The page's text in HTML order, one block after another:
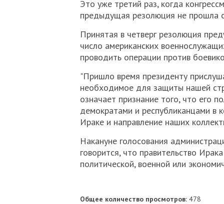
Это уже третий раз, когда
предыдущая резолюция не прошла
Принятая в четверг резолюция
число американских
проводить операции против
"Пришло время президенту
необходимое для защиты нашей
означает признание того, что его
демократами и республиканцами в
Ираке и направление наших
Накануне голосования
говорится, что правительство
политической, военной или
Общее количество просмотров:478